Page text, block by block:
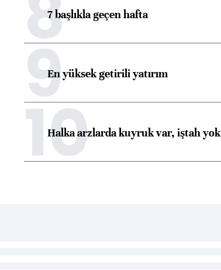
7 başlıkla geçen hafta
9En yüksek getirili yatırım
10
Halka arzlarda kuyruk var, iştah yok